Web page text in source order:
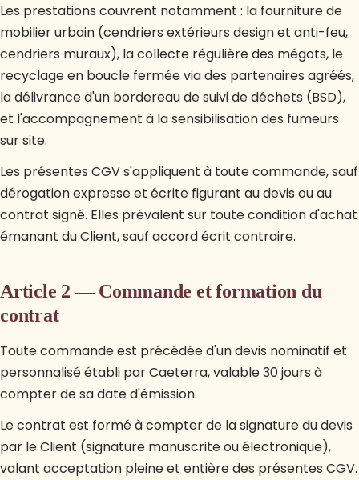
Les prestations couvrent notamment : la fourniture de
mobilier urbain (cendriers extérieurs design et anti-feu,
cendriers muraux), la collecte régulière des mégots, le
recyclage en boucle fermée via des partenaires agréés,
la délivrance d'un bordereau de suivi de déchets (BSD),
et l'accompagnement à la sensibilisation des fumeurs
sur site.
Les présentes CGV s'appliquent à toute commande, sauf
dérogation expresse et écrite figurant au devis ou au
contrat signé. Elles prévalent sur toute condition d'achat
émanant du Client, sauf accord écrit contraire.
Article 2 — Commande et formation du
contrat
Toute commande est précédée d'un devis nominatif et
personnalisé établi par Caeterra, valable 30 jours à
compter de sa date d'émission.
Le contrat est formé à compter de la signature du devis
par le Client (signature manuscrite ou électronique),
valant acceptation pleine et entière des présentes CGV.